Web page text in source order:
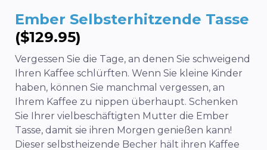
Ember Selbsterhitzende Tasse
($129.95)
Vergessen Sie die Tage, an denen Sie schweigend
Ihren Kaffee schlürften. Wenn Sie kleine Kinder
haben, können Sie manchmal vergessen, an
Ihrem Kaffee zu nippen überhaupt. Schenken
Sie Ihrer vielbeschäftigten Mutter die Ember
Tasse, damit sie ihren Morgen genießen kann!
Dieser selbstheizende Becher hält ihren Kaffee